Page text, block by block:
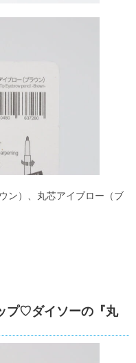
ン）、丸芯アイブロー（ブ
プ♡ダイソーの『丸